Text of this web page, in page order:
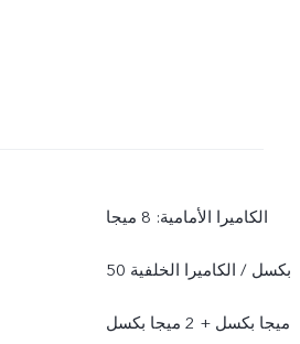
الكاميرا الأمامية: 8 ميجا
بكسل / الكاميرا الخلفية 50
ميجا بكسل + 2 ميجا بكسل